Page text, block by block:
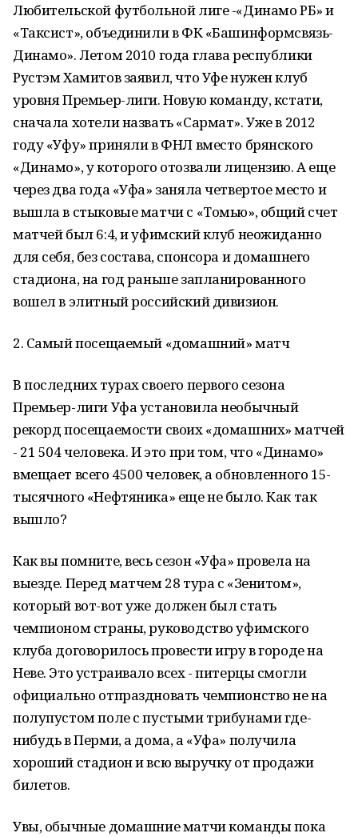
Любительской футбольной лиге -«Динамо РБ» и
«Таксист», объединили в ФК «Башинформсвязь-
Динамо». Летом 2010 года глава республики
Рустэм Хамитов заявил, что Уфе нужен клуб
уровня Премьер-лиги. Новую команду, кстати,
сначала хотели назвать «Сармат». Уже в 2012
году «Уфу» приняли в ФНЛ вместо брянского
«Динамо», у которого отозвали лицензию. А еще
через два года «Уфа» заняла четвертое место и
вышла в стыковые матчи с «Томью», общий счет
матчей был 6:4, и уфимский клуб неожиданно
для себя, без состава, спонсора и домашнего
стадиона, на год раньше запланированного
вошел в элитный российский дивизион.
2. Самый посещаемый «домашний» матч
В последних турах своего первого сезона
Премьер-лиги Уфа установила необычный
рекорд посещаемости своих «домашних» матчей
- 21 504 человека. И это при том, что «Динамо»
вмещает всего 4500 человек, а обновленного 15-
тысячного «Нефтяника» еще не было. Как так
вышло?
Как вы помните, весь сезон «Уфа» провела на
выезде. Перед матчем 28 тура с «Зенитом»,
который вот-вот уже должен был стать
чемпионом страны, руководство уфимского
клуба договорилось провести игру в городе на
Неве. Это устраивало всех - питерцы смогли
официально отпраздновать чемпионство не на
полупустом поле с пустыми трибунами где-
нибудь в Перми, а дома, а «Уфа» получила
хороший стадион и всю выручку от продажи
билетов.
Увы, обычные домашние матчи команды пока